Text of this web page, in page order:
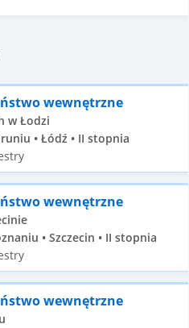
wewnętrzne
w Łodzi
• Łódź • II stopnia
wewnętrzne
• Szczecin • II stopnia
wewnętrzne